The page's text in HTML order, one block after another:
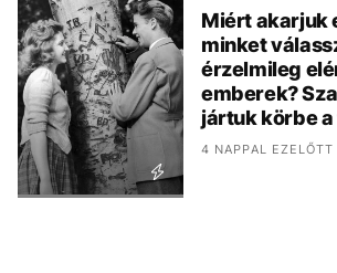
Miért akarjuk
minket
érzelmileg
emberek?
jártuk körbe
4 NAPPAL EZELŐTT